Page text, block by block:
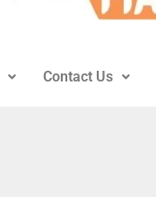
Contact Us